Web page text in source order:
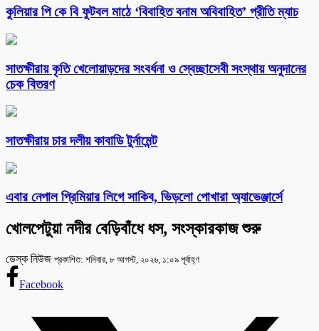
কুলিয়ার পি কে বি ফুটবল মাঠে ‘বিবাহিত বনাম অবিবাহিত’ প্রীতি ম্যাচ
সাতক্ষীরায় কৃতি খেলোয়াড়দের সংবর্ধনা ও স্বেচ্ছাসেবী সংস্থায় অনুদানের
চেক বিতরণ
সাতক্ষীরায় চার দলীয় কাবাডি টুর্নামেন্ট
এবার নেপাল প্রিমিয়ার লিগে সাকিব, ভিড়লো পোখারা অ্যাভেঞ্জার্সে
খোলপেটুয়া নদীর বেড়িবাঁধে ধস, সংস্কারকাজ শুরু
ডেস্ক নিউজ প্রকাশিত: শনিবার, ৮ আগস্ট, ২০২৬, ১:০৯ পূর্বাহ্ণ
Facebook